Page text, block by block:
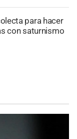
para hacer
con saturnismo